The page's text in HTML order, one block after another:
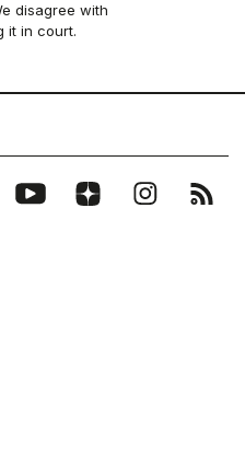
disagree with
it in court.